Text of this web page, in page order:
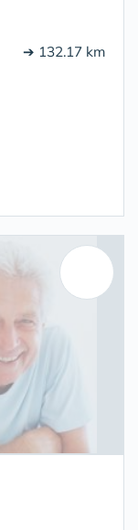
➔ 132.17 km